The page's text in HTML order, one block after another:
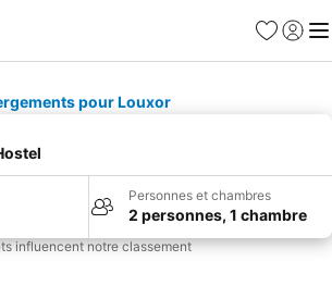
Favoris
Se
pour Louxor
Personnes et chambres
2 personnes, 1 chambre
influencent notre classement